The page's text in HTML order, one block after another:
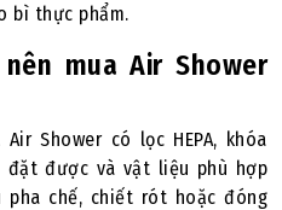
bì thực phẩm.
mua Air Shower
Shower có lọc HEPA, khóa
được và vật liệu phù hợp
pha chế, chiết rót hoặc đóng